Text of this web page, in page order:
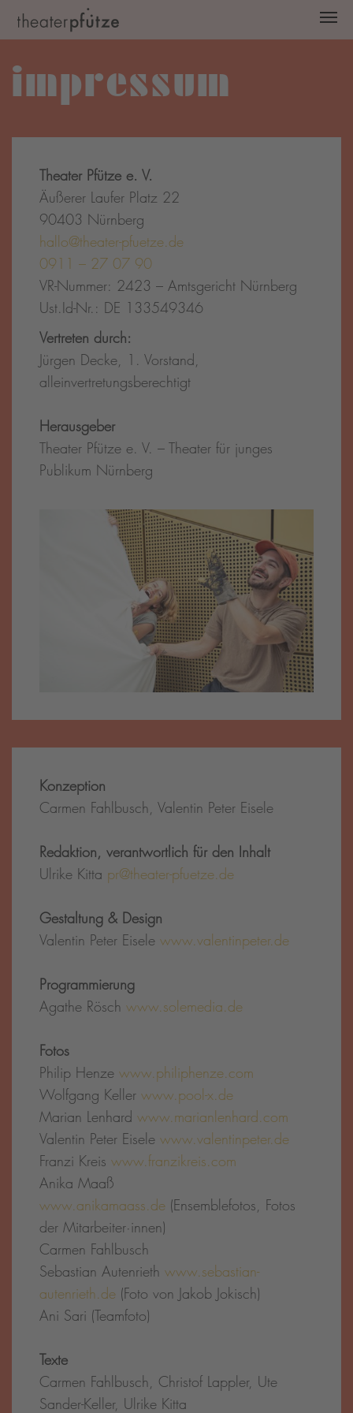
impressum
Theater Pfütze e. V.
Äußerer Laufer Platz 22
90403 Nürnberg
hallo@theater-pfuetze.de
0911 – 27 07 90
VR-Nummer: 2423 – Amtsgericht Nürnberg
Ust.Id-Nr.: DE 133549346
Vertreten durch:
Jürgen Decke, 1. Vorstand,
alleinvertretungsberechtigt
Herausgeber
Theater Pfütze e. V. – Theater für junges
Publikum Nürnberg
Konzeption
Carmen Fahlbusch, Valentin Peter Eisele
Redaktion, verantwortlich für den Inhalt
Ulrike Kitta pr@theater-pfuetze.de
Gestaltung & Design
Valentin Peter Eisele www.valentinpeter.de
Programmierung
Agathe Rösch www.solemedia.de
Fotos
Philip Henze www.philiphenze.com
Wolfgang Keller www.pool-x.de
Marian Lenhard www.marianlenhard.com
Valentin Peter Eisele www.valentinpeter.de
Franzi Kreis www.franzikreis.com
Anika Maaß
www.anikamaass.de (Ensemblefotos, Fotos
der Mitarbeiter·innen)
Carmen Fahlbusch
Sebastian Autenrieth www.sebastian-
autenrieth.de (Foto von Jakob Jokisch)
Ani Sari (Teamfoto)
Texte
Carmen Fahlbusch, Christof Lappler, Ute
Sander-Keller, Ulrike Kitta